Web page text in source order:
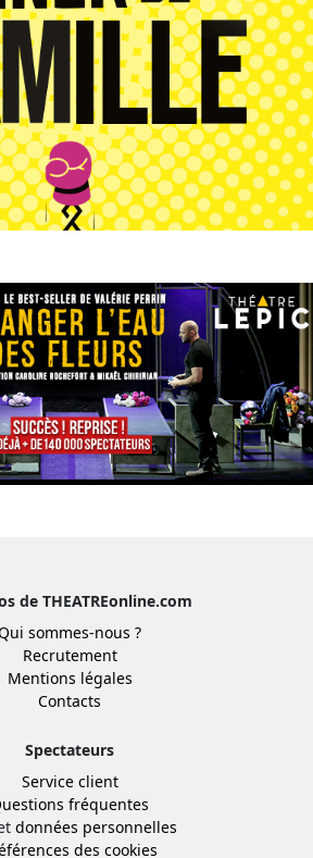
de THEATREonline.com
sommes-nous ?
Recrutement
Mentions légales
Contacts
Spectateurs
Service client
fréquentes
données personnelles
des cookies